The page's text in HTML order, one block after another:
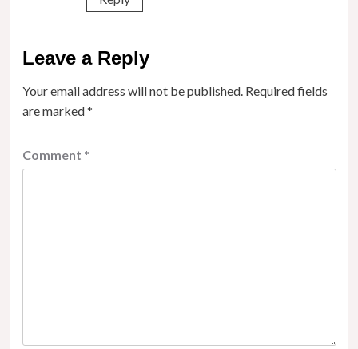
Leave a Reply
Your email address will not be published. Required fields
are marked*
Comment *